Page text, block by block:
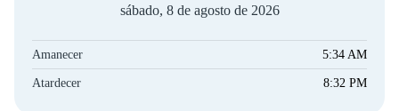
sábado, 8 de agosto de 2026
Amanecer 5:34 AM
Atardecer 8:32 PM